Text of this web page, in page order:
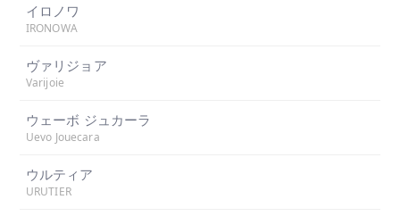
イロノワ
IRONOWA
ヴァリジョア
Varijoie
ウェーボ ジュカーラ
Uevo Jouecara
ウルティア
URUTIER